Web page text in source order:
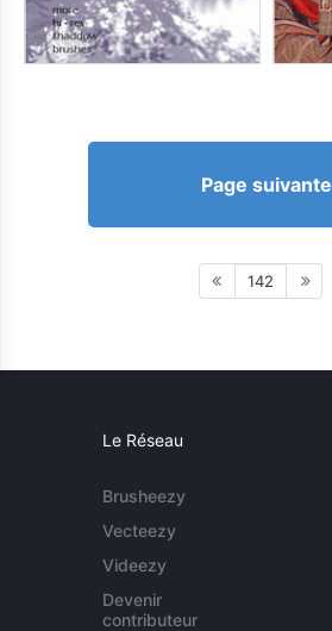
Page suivante
142
Le Réseau
Brusheezy
Vecteezy
Videezy
Devenir
contributeur